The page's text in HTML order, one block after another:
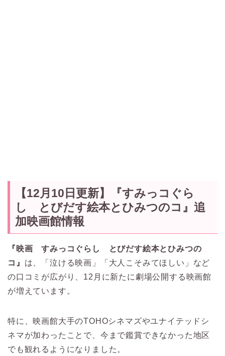
【12月10日更新】『すみっコぐら
し とびだす絵本とひみつのコ』追
加映画館情報
『映画 すみっコぐらし とびだす絵本とひみつの
コ』 は、「泣ける映画」「大人こそみてほしい」など
の口コミが広がり、12月に新たに劇場公開する映画館
が増えています。
特に、映画館大手のTOHOシネマズやユナイテッドシ
ネマが加わったことで、今まで鑑賞できなかった地区
でも観れるようになりました。